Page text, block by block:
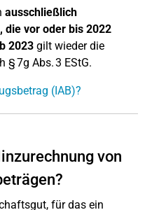
ausschließlich
die vor oder bis 2022
2023 gilt wieder die
§ 7g Abs. 3 EStG.
(IAB)?
von
für das ein